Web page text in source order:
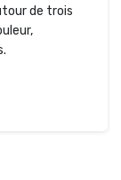
de trois